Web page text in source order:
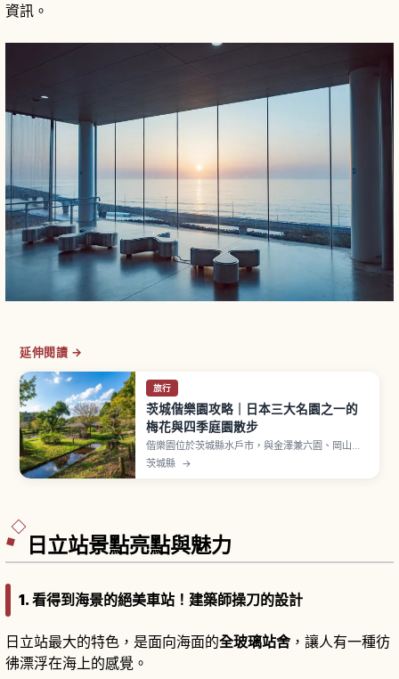
資訊。
延伸閱讀 →
旅行
茨城偕樂園攻略｜日本三大名園之一的
梅花與四季庭園散步
偕樂園位於茨城縣水戶市，與金澤兼六園、岡山後
樂園並列為「日本三名園」之一。1842年（天保13
茨城縣 →
日立站景點亮點與魅力
1. 看得到海景的絕美車站！建築師操刀的設計
日立站最大的特色，是面向海面的全玻璃站舍，讓人有一種彷
彿漂浮在海上的感覺。